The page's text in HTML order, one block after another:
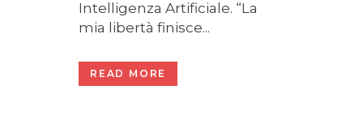
Intelligenza Artificiale. “La
mia libertà finisce...
READ MORE